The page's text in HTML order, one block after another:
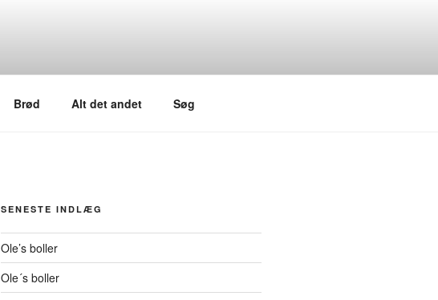
Brød Alt det andet Søg
SENESTE INDLÆG
Ole’s boller
Ole´s boller